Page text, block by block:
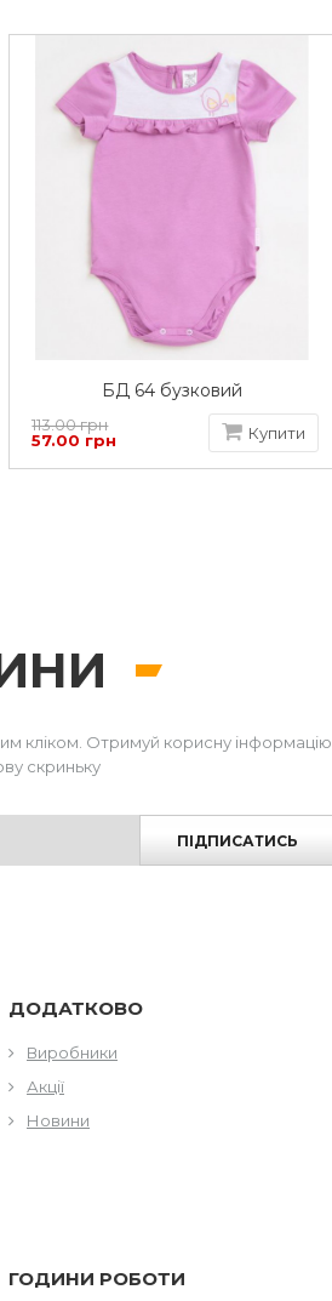
БД 64 бузковий
113.00 грн
57.00 грн
Купити
кліком. Отримуй корисну інформацію
скриньку
ПІДПИСАТИСЬ
ДОДАТКОВО
Виробники
Акції
Новини
ГОДИНИ РОБОТИ